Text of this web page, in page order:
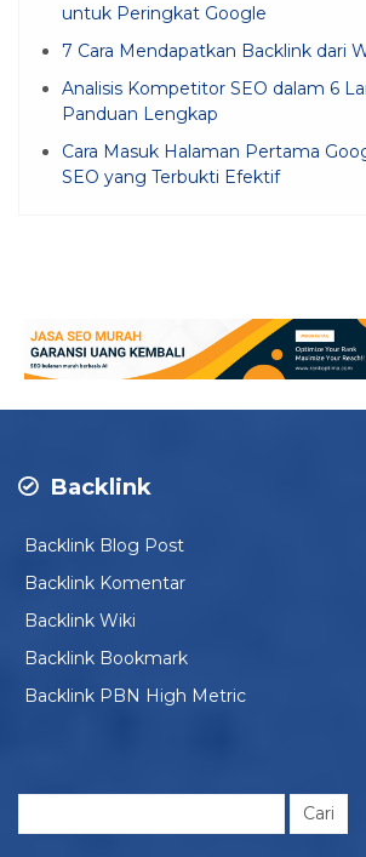
untuk Peringkat Google
7 Cara Mendapatkan Backlink dari
Analisis Kompetitor SEO dalam 6
Panduan Lengkap
Cara Masuk Halaman Pertama
SEO yang Terbukti Efektif
Backlink
Backlink Blog Post
Backlink Komentar
Backlink Wiki
Backlink Bookmark
Backlink PBN High Metric
Cari